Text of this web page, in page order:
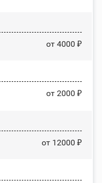
от 4000 ₽
от 2000 ₽
от 12000 ₽